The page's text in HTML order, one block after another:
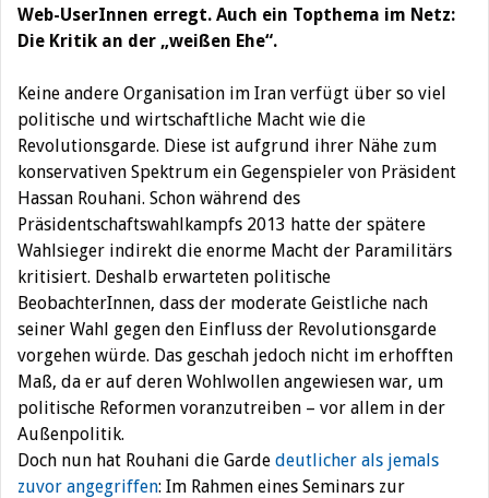
Web-UserInnen erregt. Auch ein Topthema im Netz:
Die Kritik an der „weißen Ehe“.
Keine andere Organisation im Iran verfügt über so viel
politische und wirtschaftliche Macht wie die
Revolutionsgarde. Diese ist aufgrund ihrer Nähe zum
konservativen Spektrum ein Gegenspieler von Präsident
Hassan Rouhani. Schon während des
Präsidentschaftswahlkampfs 2013 hatte der spätere
Wahlsieger indirekt die enorme Macht der Paramilitärs
kritisiert. Deshalb erwarteten politische
BeobachterInnen, dass der moderate Geistliche nach
seiner Wahl gegen den Einfluss der Revolutionsgarde
vorgehen würde. Das geschah jedoch nicht im erhofften
Maß, da er auf deren Wohlwollen angewiesen war, um
politische Reformen voranzutreiben – vor allem in der
Außenpolitik.
Doch nun hat Rouhani die Garde deutlicher als jemals
zuvor angegriffen: Im Rahmen eines Seminars zur